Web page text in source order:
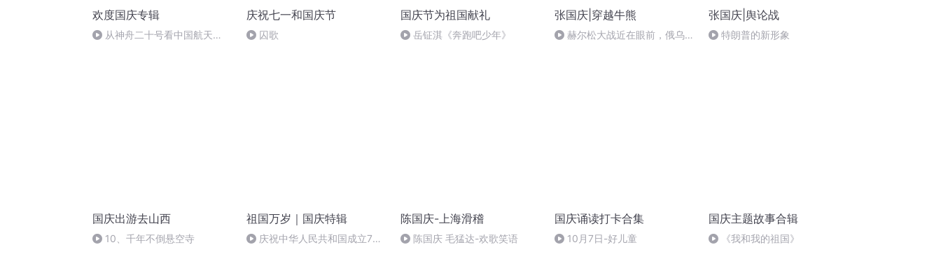
欢度国庆专辑
从神舟二十号看中国航天
庆祝七一和国庆节
囚歌
国庆节为祖国献礼
岳钲淇《奔跑吧少年》
张国庆|穿越牛熊
赫尔松大战近在眼前，俄乌冲
张国庆|舆论战
特朗普的新形象
国庆出游去山西
10、千年不倒悬空寺
祖国万岁｜国庆特辑
庆祝中华人民共和国成立73
陈国庆-上海滑稽
陈国庆 毛猛达-欢歌笑语
国庆诵读打卡合集
10月7日-好儿童
国庆主题故事合辑
《我和我的祖国》